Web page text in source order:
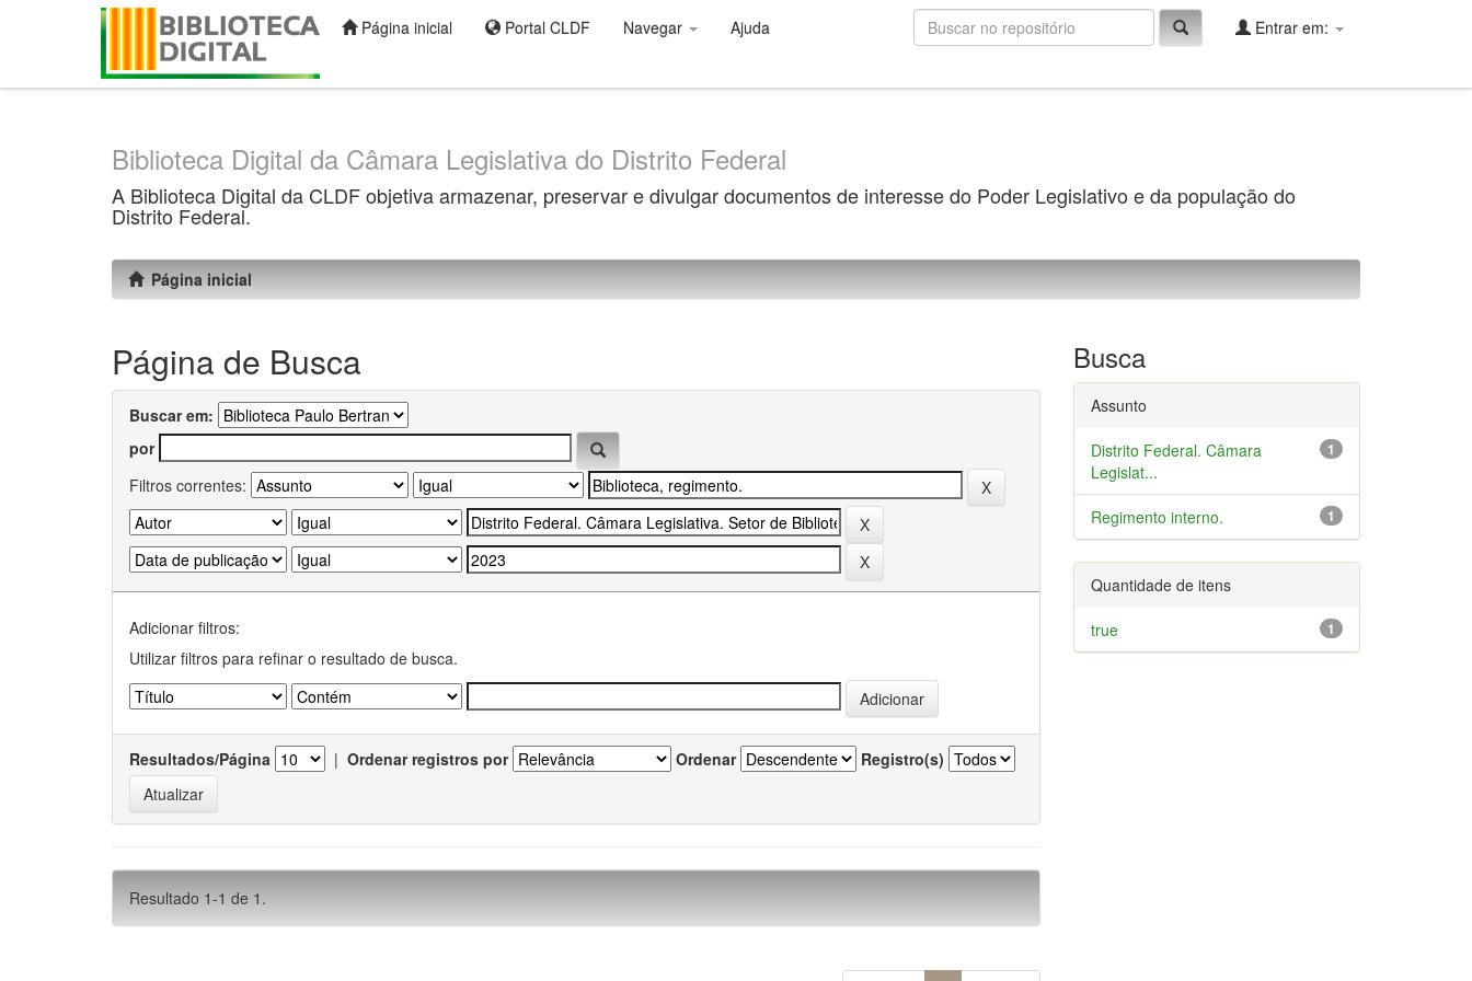
Página inicial Portal CLDF Navegar Ajuda Entrar em:
Biblioteca Digital da Câmara Legislativa do Distrito Federal
A Biblioteca Digital da CLDF objetiva armazenar, preservar e divulgar documentos de interesse do Poder Legislativo e da população do
Distrito Federal.
Página inicial
Página de Busca
Buscar em:
por
Filtros correntes:
Adicionar filtros:
Utilizar filtros para refinar o resultado de busca.
Resultados/Página | Ordenar registros por Ordenar Registro(s)
Resultado 1-1 de 1.
Busca
Assunto
1
Distrito Federal. Câmara
Legislat...
1
Regimento interno.
Quantidade de itens
1
true